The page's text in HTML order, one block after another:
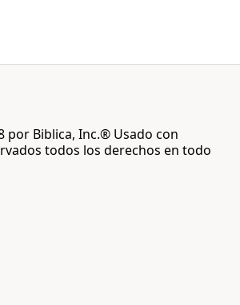
por Biblica, Inc.® Usado con
todos los derechos en todo